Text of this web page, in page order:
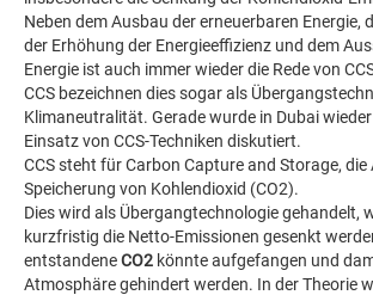
Neben dem Ausbau der erneuerbaren Energie,
der Erhöhung der Energieeffizienz und dem
Energie ist auch immer wieder die Rede von
CCS bezeichnen dies sogar als
Klimaneutralität. Gerade wurde in Dubai
Einsatz von CCS-Techniken diskutiert.
CCS steht für Carbon Capture and Storage, die
Speicherung von Kohlendioxid (CO2).
Dies wird als Übergangtechnologie gehandelt,
kurzfristig die Netto-Emissionen gesenkt
entstandeneCO2 könnte aufgefangen und
Atmosphäre gehindert werden. In der Theorie